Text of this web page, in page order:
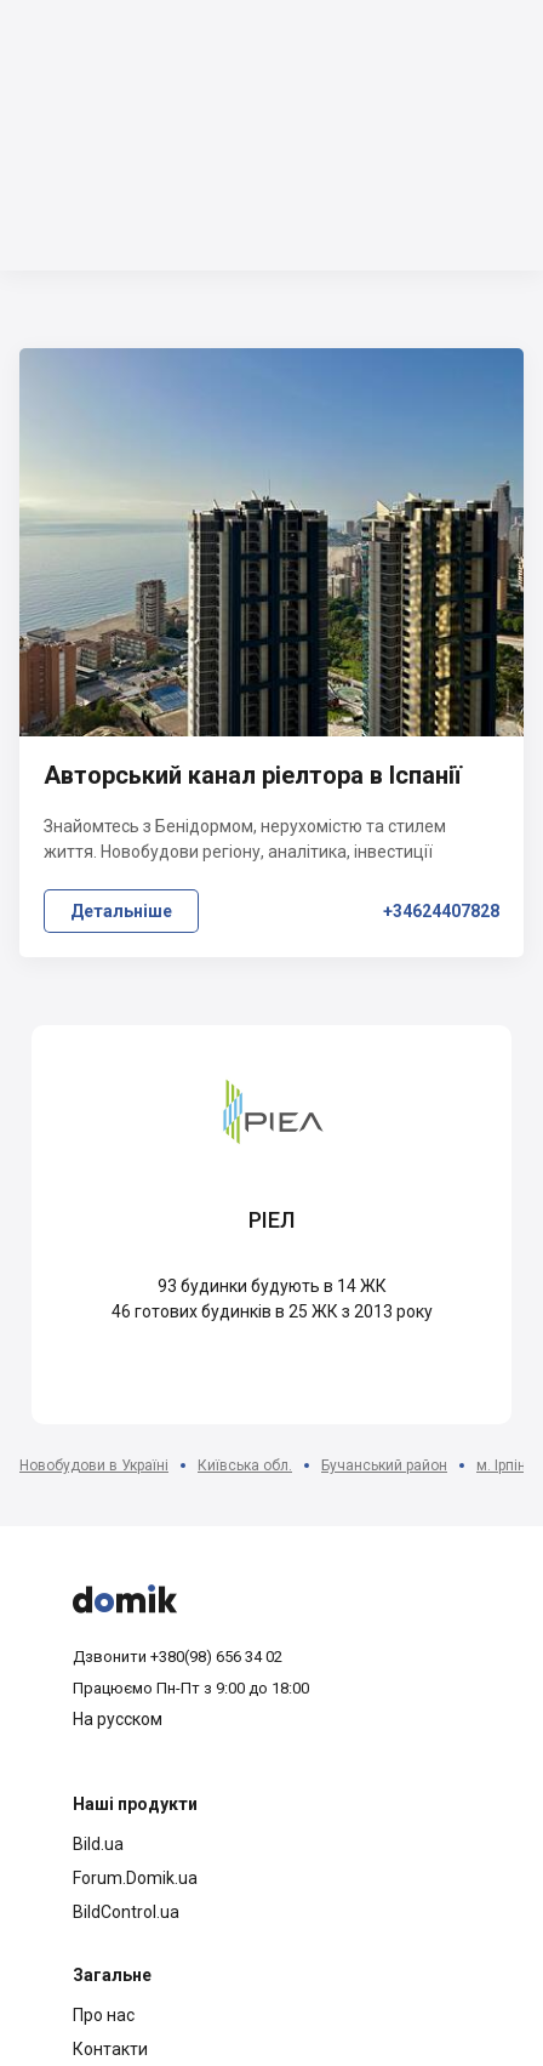
Авторський канал ріелтора в Іспанії
Знайомтесь з Бенідормом, нерухомістю та стилем
життя. Новобудови регіону, аналітика, інвестиції
Детальніше +34624407828
РІЕЛ
93 будинки будують в 14 ЖК
46 готових будинків в 25 ЖК з 2013 року
Новобудови в Україні Київська обл. Бучанський район м. Ірпінь



Дзвонити +380(98) 656 34 02
Працюємо Пн-Пт з 9:00 до 18:00
На русском
Наші продукти
Bild.ua
Forum.Domik.ua
BildControl.ua
Загальне
Про нас
Контакти